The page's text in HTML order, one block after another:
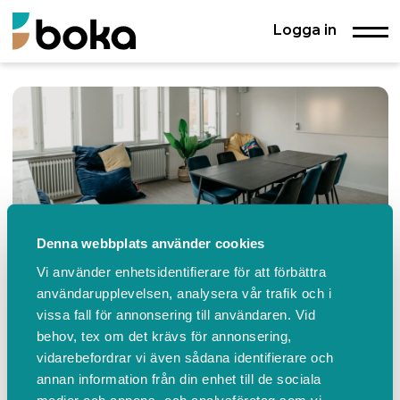
Denna webbplats använder cookies
Vi använder enhetsidentifierare för att förbättra
användarupplevelsen, analysera vår trafik och i
vissa fall för annonsering till användaren. Vid
behov, tex om det krävs för annonsering,
vidarebefordrar vi även sådana identifierare och
annan information från din enhet till de sociala
Logga in
Weibullsholm
Landskrona